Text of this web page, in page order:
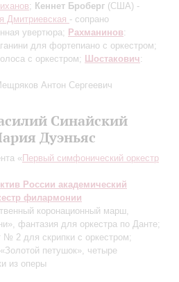
; Кеннет Броберг (США) -
Дмитриевская - сопрано
увертюра; Рахманинов:
для фортепиано с оркестром;
с оркестром; Шостакович:
Антон Сергеевич
Синайский
Дуэньяс
« Первый симфонический оркестр
России академический
филармонии
коронационный марш,
фантазия для оркестра по Данте;
№ 2 для скрипки с оркестром;
петушок», четыре
из оперы